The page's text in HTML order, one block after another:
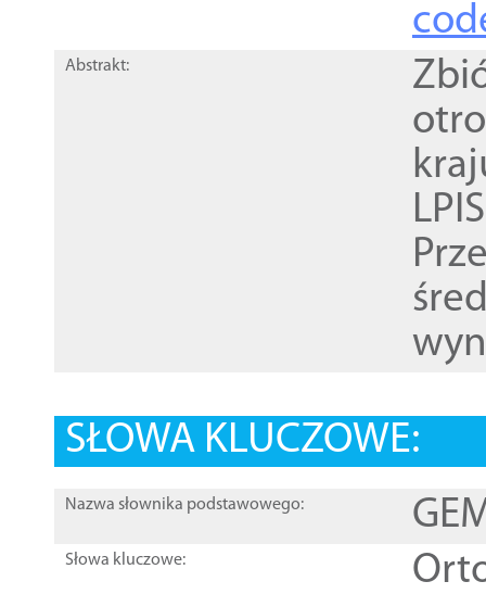
Abstrakt:
SŁOWA KLUCZOWE:
Nazwa słownika podstawowego:
Słowa kluczowe: